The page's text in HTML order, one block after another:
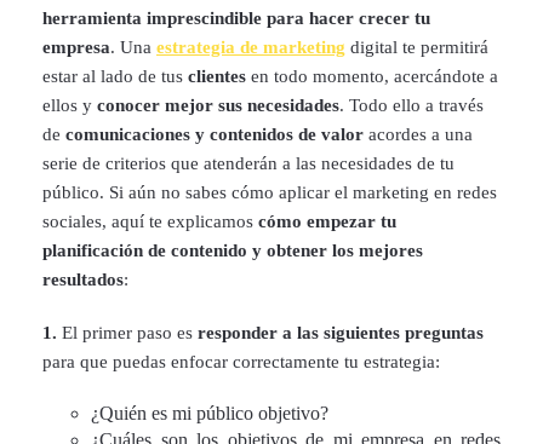
herramienta imprescindible para hacer crecer tu
empresa. Una estrategia de marketing digital te permitirá
estar al lado de tus clientes en todo momento, acercándote a
ellos y conocer mejor sus necesidades. Todo ello a través
de comunicaciones y contenidos de valor acordes a una
serie de criterios que atenderán a las necesidades de tu
público. Si aún no sabes cómo aplicar el marketing en redes
sociales, aquí te explicamos cómo empezar tu
planificación de contenido y obtener los mejores
resultados:
1. El primer paso es responder a las siguientes preguntas
para que puedas enfocar correctamente tu estrategia:
¿Quién es mi público objetivo?
¿Cuáles son los objetivos de mi empresa en redes